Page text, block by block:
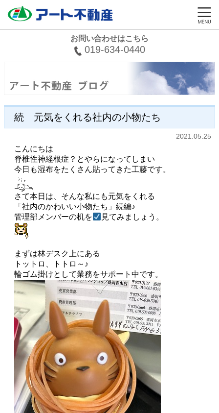
お問い合わせはこちら
019-634-0440
続 元気をくれる社内の小物たち
2021.05.25
こんにちは
脊椎性神経根症？とやらになってしまい
今日も湿布をたくさん貼ってきた工藤です。
さて本日は、そんな私にも元気をくれる
「社内のかわいい小物たち」続編♪
管理部メンバーの机を
見てみましょう。
まずは林デスク上にある
トットロ、トトロ～♪
輪ゴム掛けとして業務をサポート中です。